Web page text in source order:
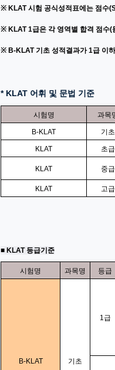
※ KLAT 시험 공식성적표에는 점수
※ KLAT 1급은 각 영역별 합격 점수
※ B-KLAT 기초 성적결과가 1급 이
* KLAT 어휘 및 문법 기준
시험명 과목
B-KLAT 기초
KLAT 초급
KLAT 중급
KLAT
고급
■ KLAT 등급기준
시험명 과목명 등급
B-KLAT 기초
1급